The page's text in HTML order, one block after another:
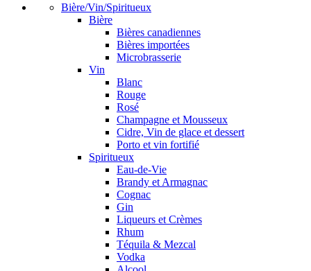
Bière/Vin/Spiritueux
Bière
Bières canadiennes
Bières importées
Microbrasserie
Vin
Blanc
Rouge
Rosé
Champagne et Mousseux
Cidre, Vin de glace et dessert
Porto et vin fortifié
Spiritueux
Eau-de-Vie
Brandy et Armagnac
Cognac
Gin
Liqueurs et Crèmes
Rhum
Téquila & Mezcal
Vodka